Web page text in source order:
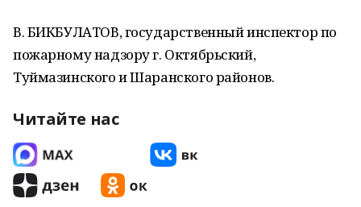
В. БИКБУЛАТОВ, государственный инспектор по
пожарному надзору г. Октябрьский,
Туймазинского и Шаранского районов.
Читайте нас